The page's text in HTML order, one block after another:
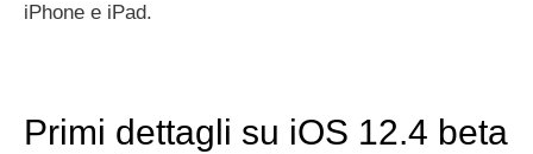
iPhone e iPad.
Primi dettagli su iOS 12.4 beta